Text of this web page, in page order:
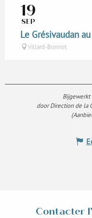
19
SEP
Le Grésivaudan
Villard-Bonnot
door Direction de la
Contacter